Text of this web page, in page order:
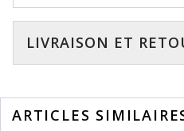
LIVRAISON ET
ARTICLES